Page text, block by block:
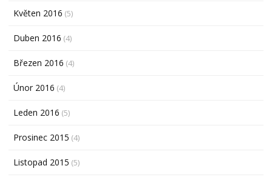
Květen 2016 (5)
Duben 2016 (4)
Březen 2016 (4)
Únor 2016 (4)
Leden 2016 (5)
Prosinec 2015 (4)
Listopad 2015 (5)